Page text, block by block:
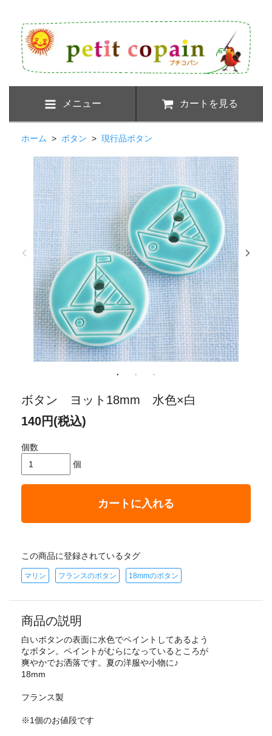
メニュー カートを見る
ホーム > ボタン > 現行品ボタン
ボタン ヨット18mm 水色×白
140円(税込)
個数
個
カートに入れる
この商品に登録されているタグ
マリン フランスのボタン 18mmのボタン
商品の説明
白いボタンの表面に水色でペイントしてあるよう
なボタン。ペイントがむらになっているところが
爽やかでお洒落です。夏の洋服や小物に♪
18mm
フランス製
※1個のお値段です